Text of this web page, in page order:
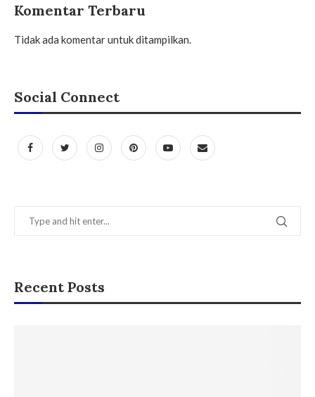
Komentar Terbaru
Tidak ada komentar untuk ditampilkan.
Social Connect
Recent Posts